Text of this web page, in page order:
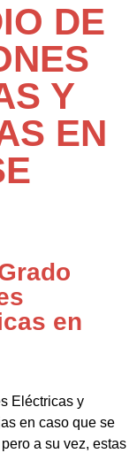
DE
Y
EN
en
Eléctricas y
en caso que se
a su vez, estas